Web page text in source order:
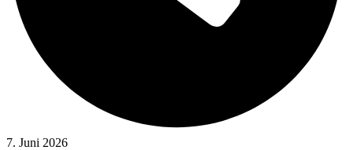
7. Juni 2026